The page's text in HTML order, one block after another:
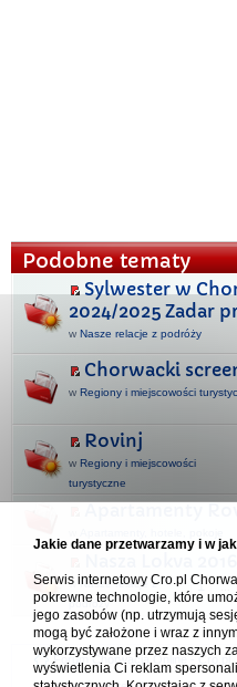
Podobne tematy
Sylwester w
2024/2025 Zadar
w Nasze relacje z podróży
Chorwacki
w Regiony i miejscowości
Rovinj
w Regiony i miejscowości
turystyczne
1 ...
wNasze relacje z
podróży
Forum Chorwacja Online - Cro.pl
Jakie dane przetwarzamy i w
Serwis internetowy Cro.pl
pokrewne technologie, które
jego zasobów (np. utrzymują
mogą być założone i wraz z
wykorzystywane przez naszych
wyświetlenia Ci reklam